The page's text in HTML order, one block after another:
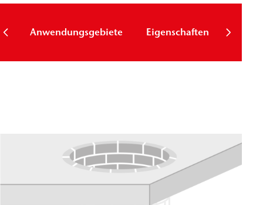
Anwendungsgebiete Eigenschaften